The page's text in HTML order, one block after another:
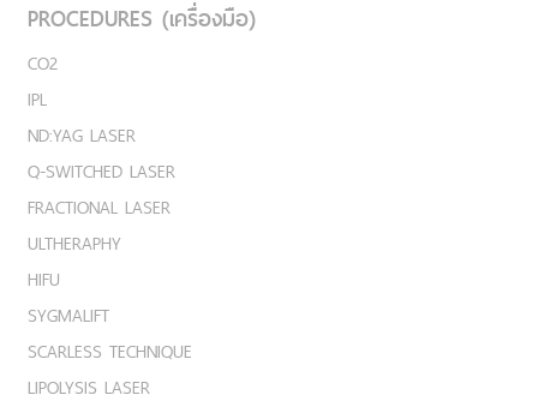
PROCEDURES (เครื่องมือ)
CO2
IPL
ND:YAG LASER
Q-SWITCHED LASER
FRACTIONAL LASER
ULTHERAPHY
HIFU
SYGMALIFT
SCARLESS TECHNIQUE
LIPOLYSIS LASER